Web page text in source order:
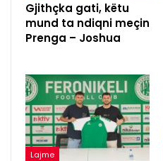
Gjithçka gati, këtu
mund ta ndiqni meçin
Prenga – Joshua
Lajme